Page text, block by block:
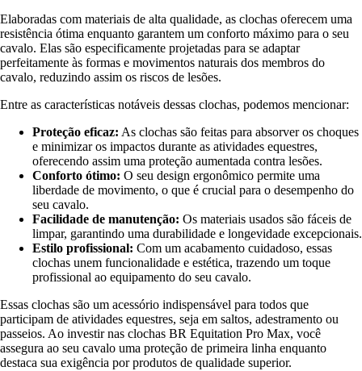
Elaboradas com materiais de alta qualidade, as clochas oferecem uma
resistência ótima enquanto garantem um conforto máximo para o seu
cavalo. Elas são especificamente projetadas para se adaptar
perfeitamente às formas e movimentos naturais dos membros do
cavalo, reduzindo assim os riscos de lesões.
Entre as características notáveis dessas clochas, podemos mencionar:
Proteção eficaz: As clochas são feitas para absorver os choques
e minimizar os impactos durante as atividades equestres,
oferecendo assim uma proteção aumentada contra lesões.
Conforto ótimo: O seu design ergonômico permite uma
liberdade de movimento, o que é crucial para o desempenho do
seu cavalo.
Facilidade de manutenção: Os materiais usados são fáceis de
limpar, garantindo uma durabilidade e longevidade excepcionais.
Estilo profissional: Com um acabamento cuidadoso, essas
clochas unem funcionalidade e estética, trazendo um toque
profissional ao equipamento do seu cavalo.
Essas clochas são um acessório indispensável para todos que
participam de atividades equestres, seja em saltos, adestramento ou
passeios. Ao investir nas clochas BR Equitation Pro Max, você
assegura ao seu cavalo uma proteção de primeira linha enquanto
destaca sua exigência por produtos de qualidade superior.